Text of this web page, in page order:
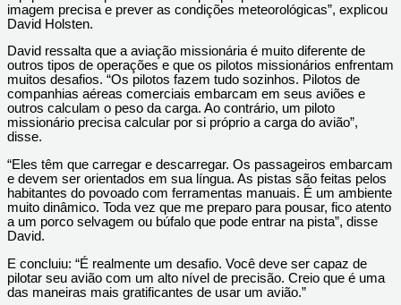
imagem precisa e prever as condições meteorológicas”, explicou
David Holsten.
David ressalta que a aviação missionária é muito diferente de
outros tipos de operações e que os pilotos missionários enfrentam
muitos desafios. “Os pilotos fazem tudo sozinhos. Pilotos de
companhias aéreas comerciais embarcam em seus aviões e
outros calculam o peso da carga. Ao contrário, um piloto
missionário precisa calcular por si próprio a carga do avião”,
disse.
“Eles têm que carregar e descarregar. Os passageiros embarcam
e devem ser orientados em sua língua. As pistas são feitas pelos
habitantes do povoado com ferramentas manuais. É um ambiente
muito dinâmico. Toda vez que me preparo para pousar, fico atento
a um porco selvagem ou búfalo que pode entrar na pista”, disse
David.
E concluiu: “É realmente um desafio. Você deve ser capaz de
pilotar seu avião com um alto nível de precisão. Creio que é uma
das maneiras mais gratificantes de usar um avião.”